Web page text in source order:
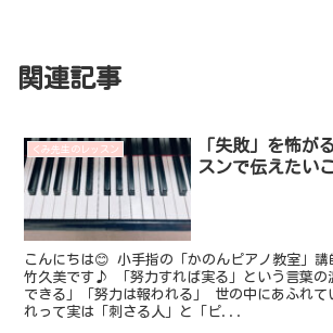
関連記事
くみ先生のレッスン
「失敗」を怖が
スンで伝えたい
こんにちは😊 小手指の「かのんピアノ教室」講
竹久美です♪ 「努力すれば実る」という言葉の
できる」「努力は報われる」 世の中にあふれて
れって実は「刺さる人」と「ピ...